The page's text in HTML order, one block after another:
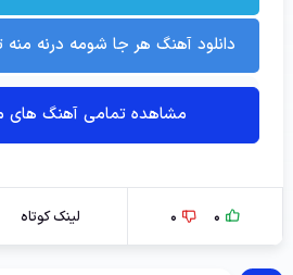
دانلود آهنگ هر جا شومه درنه منه
مشاهده تمامی آهنگ
0
0 لینک کوتاه